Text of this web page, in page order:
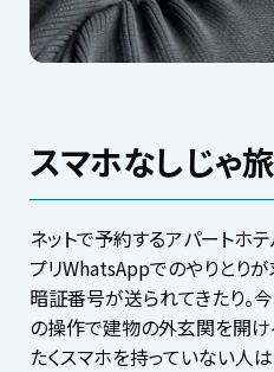
スマホなしじゃ
ネットで予約するアパートホ
プリWhatsAppでのやりとり
暗証番号が送られてきたり。
の操作で建物の外玄関を開け
たくスマホを持っていない人